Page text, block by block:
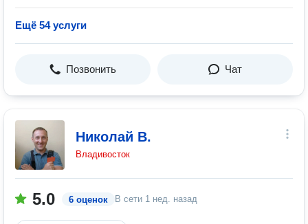
Ещё 54 услуги
Позвонить Чат
Николай В.
Владивосток
5.0 6 оценок В сети 1 нед. назад